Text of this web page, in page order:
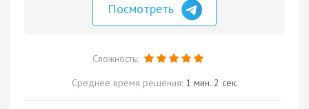
Посмотреть
Сложность:
Среднее время решения: 1 мин. 2 сек.